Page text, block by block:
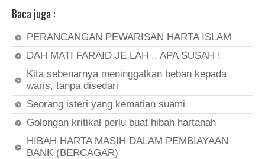
Baca juga :
PERANCANGAN PEWARISAN HARTA ISLAM
DAH MATI FARAID JE LAH .. APA SUSAH !
Kita sebenarnya meninggalkan beban kepada
waris, tanpa disedari
Seorang isteri yang kematian suami
Golongan kritikal perlu buat hibah hartanah
HIBAH HARTA MASIH DALAM PEMBIAYAAN
BANK (BERCAGAR)